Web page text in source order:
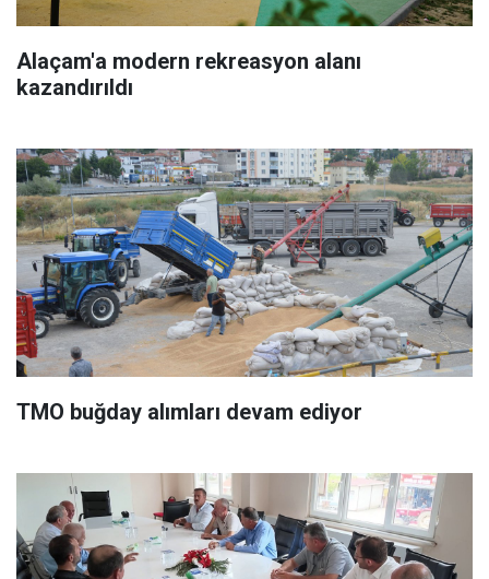
Alaçam'a modern rekreasyon alanı
kazandırıldı
TMO buğday alımları devam ediyor